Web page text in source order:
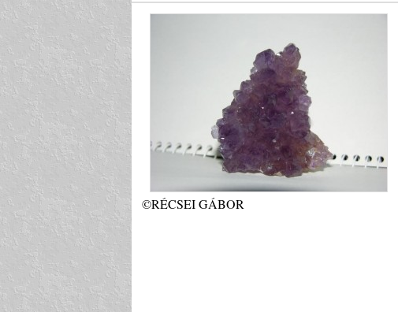
©RÉCSEI GÁBOR